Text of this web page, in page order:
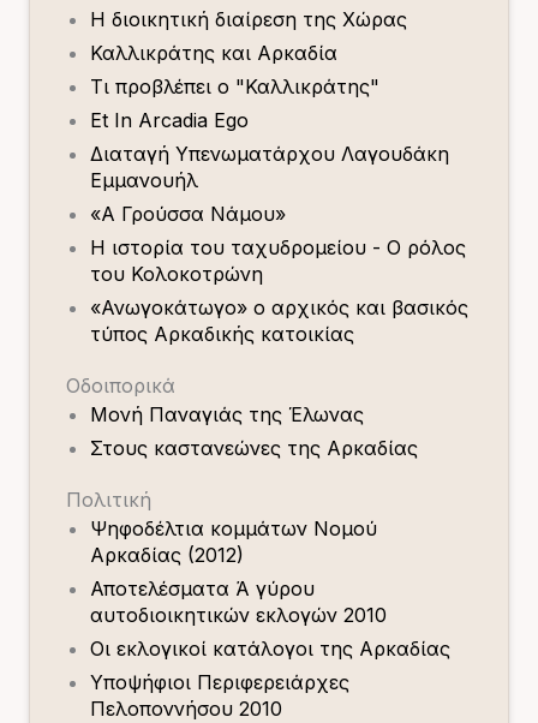
Η διοικητική διαίρεση της Χώρας
Καλλικράτης και Αρκαδία
Τι προβλέπει ο "Καλλικράτης"
Et In Arcadia Ego
Διαταγή Υπενωματάρχου Λαγουδάκη
Εμμανουήλ
«Α Γρούσσα Νάμου»
Η ιστορία του ταχυδρομείου - Ο ρόλος
του Κολοκοτρώνη
«Ανωγοκάτωγο» ο αρχικός και βασικός
τύπος Αρκαδικής κατοικίας
Οδοιπορικά
Μονή Παναγιάς της Έλωνας
Στους καστανεώνες της Αρκαδίας
Πολιτική
Ψηφοδέλτια κομμάτων Νομού
Αρκαδίας (2012)
Αποτελέσματα Ά γύρου
αυτοδιοικητικών εκλογών 2010
Οι εκλογικοί κατάλογοι της Αρκαδίας
Υποψήφιοι Περιφερειάρχες
Πελοποννήσου 2010